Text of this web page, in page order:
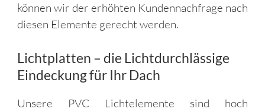
können wir der erhöhten Kundennachfrage nach
diesen Elemente gerecht werden.
Lichtplatten – die Lichtdurchlässige
Eindeckung für Ihr Dach
Unsere PVC Lichtelemente sind hoch